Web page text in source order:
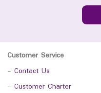
Customer Service
- Contact Us
- Customer Charter